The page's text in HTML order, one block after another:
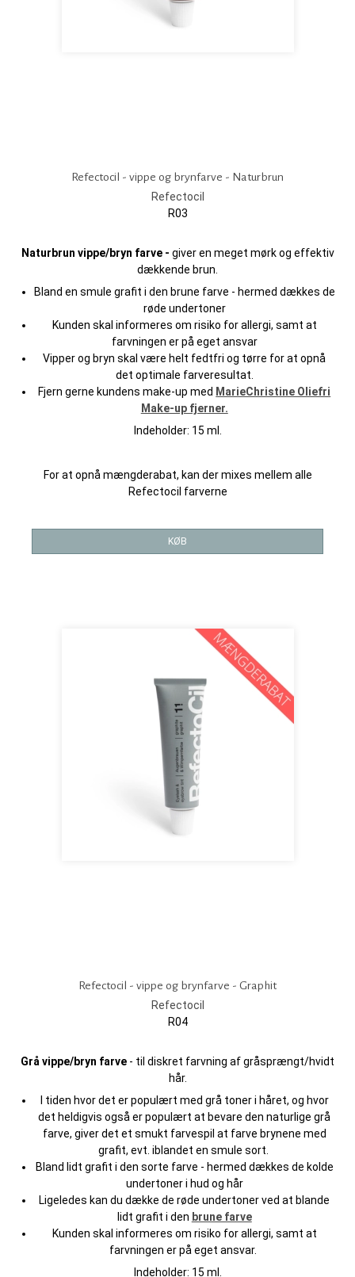
Refectocil - vippe og brynfarve - Naturbrun
Refectocil
R03
Naturbrun vippe/bryn farve - giver en meget mørk og effektiv
dækkende brun.
Bland en smule grafit i den brune farve - hermed dækkes de
røde undertoner
Kunden skal informeres om risiko for allergi, samt at
farvningen er på eget ansvar
Vipper og bryn skal være helt fedtfri og tørre for at opnå
det optimale farveresultat.
Fjern gerne kundens make-up med MarieChristine Oliefri
Make-up fjerner.
Indeholder: 15 ml.
For at opnå mængderabat, kan der mixes mellem alle
Refectocil farverne
KØB
Refectocil - vippe og brynfarve - Graphit
Refectocil
R04
Grå vippe/bryn farve - til diskret farvning af gråsprængt/hvidt
hår.
I tiden hvor det er populært med grå toner i håret, og hvor
det heldigvis også er populært at bevare den naturlige grå
farve, giver det et smukt farvespil at farve brynene med
grafit, evt. iblandet en smule sort.
Bland lidt grafit i den sorte farve - hermed dækkes de kolde
undertoner i hud og hår
Ligeledes kan du dække de røde undertoner ved at blande
lidt grafit i den brune farve
Kunden skal informeres om risiko for allergi, samt at
farvningen er på eget ansvar.
Indeholder: 15 ml.